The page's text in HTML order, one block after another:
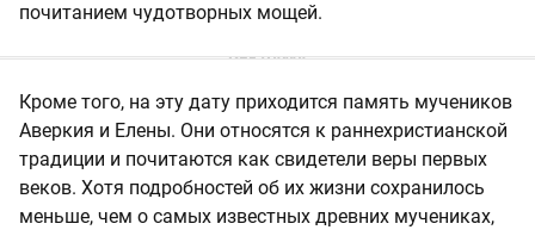
почитанием чудотворных мощей.
Кроме того, на эту дату приходится память мучеников
Аверкия и Елены. Они относятся к раннехристианской
традиции и почитаются как свидетели веры первых
веков. Хотя подробностей об их жизни сохранилось
меньше, чем о самых известных древних мучениках,